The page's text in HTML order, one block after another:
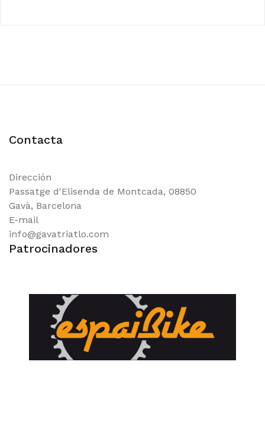
Contacta
Dirección
Passatge d'Elisenda de Montcada, 08850
Gavà, Barcelona
E-mail
info@gavatriatlo.com
Patrocinadores